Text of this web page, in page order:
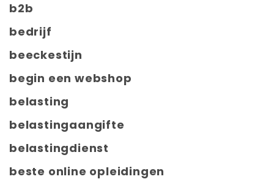
b2b
bedrijf
beeckestijn
begin een webshop
belasting
belastingaangifte
belastingdienst
beste online opleidingen